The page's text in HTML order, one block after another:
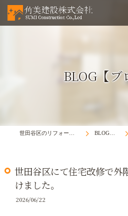
BLOG【ブ
BLOG【ブログ】
世田谷区にて住宅改修で外
けました。
2026/06/22